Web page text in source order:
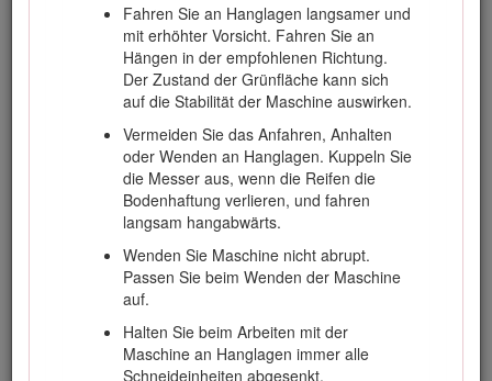
Fahren Sie an Hanglagen langsamer und
mit erhöhter Vorsicht. Fahren Sie an
Hängen in der empfohlenen Richtung.
Der Zustand der Grünfläche kann sich
auf die Stabilität der Maschine auswirken.
Vermeiden Sie das Anfahren, Anhalten
oder Wenden an Hanglagen. Kuppeln Sie
die Messer aus, wenn die Reifen die
Bodenhaftung verlieren, und fahren
langsam hangabwärts.
Wenden Sie Maschine nicht abrupt.
Passen Sie beim Wenden der Maschine
auf.
Halten Sie beim Arbeiten mit der
Maschine an Hanglagen immer alle
Schneideinheiten abgesenkt.
Stoppen Sie auf einer ebenen Fläche.
Kuppeln Sie die Zapfwelle aus und
senken die Anbaugeräte ab.
Schalten Sie auf Neutral und aktivieren
die Feststellbremse.
Stellen Sie den Motor ab und ziehen
Sie den Zündschlüssel ab.
Kuppeln Sie den Antrieb der Anbaugeräte
aus, wenn die Maschine nicht verwendet
oder transportiert wird.
Stellen Sie in den folgenden Situationen den
Anbaugerät aus:
Vor dem Tanken.